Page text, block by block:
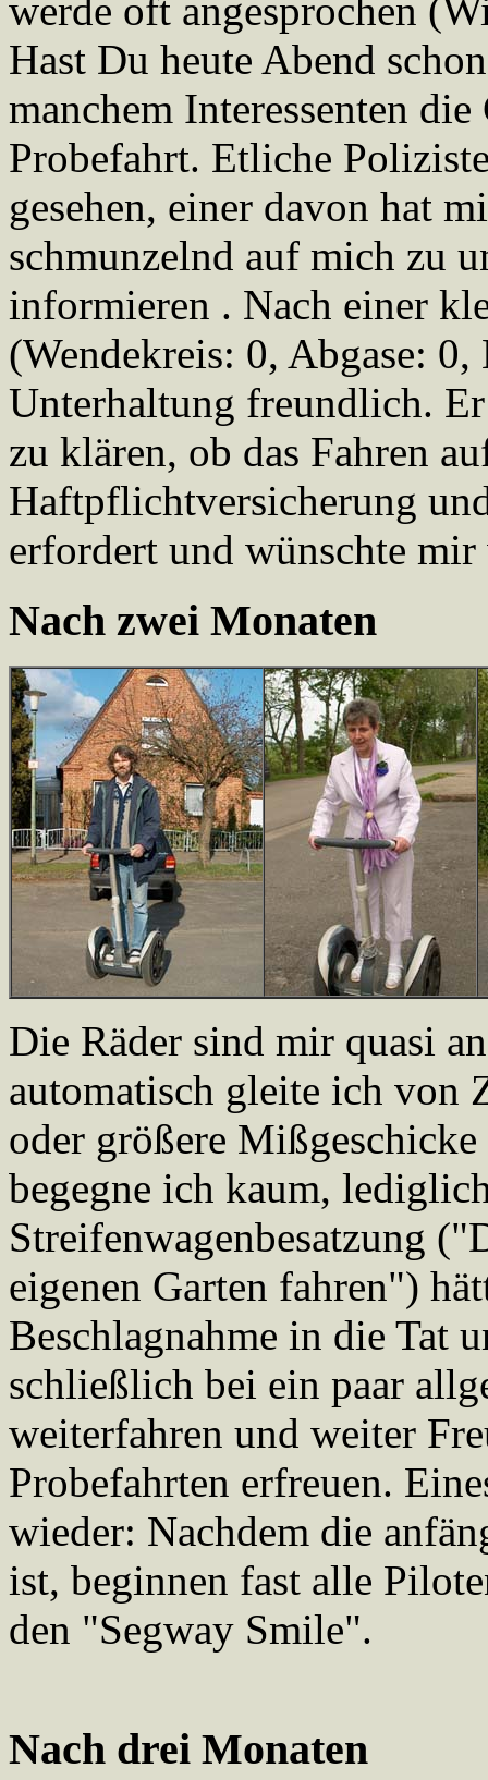
werde oft angesprochen
Hast Du heute Abend
manchem Interessenten
Probefahrt. Etliche
gesehen, einer davon hat
schmunzelnd auf mich zu
informieren . Nach einer
(Wendekreis: 0, Abgase:
Unterhaltung freundlich.
zu klären, ob das Fahren
Haftpflichtversicherung
erfordert und wünschte
Nach zwei Monaten
Die Räder sind mir quasi
automatisch gleite ich von
oder größere
begegne ich kaum,
Streifenwagenbesatzung
eigenen Garten fahren")
Beschlagnahme in die Tat
schließlich bei ein paar
weiterfahren und weiter
Probefahrten erfreuen.
wieder: Nachdem die
ist, beginnen fast alle
den "Segway Smile".
Nach drei Monaten